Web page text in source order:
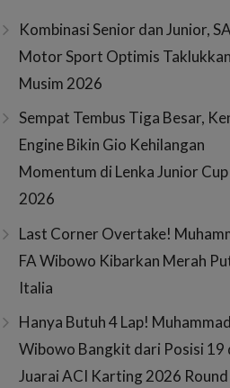
Kombinasi Senior dan Junior,
Motor Sport Optimis Taklukkan
Musim 2026
Sempat Tembus Tiga Besar,
Engine Bikin Gio Kehilangan
Momentum di Lenka Junior
2026
Last Corner Overtake!
FA Wibowo Kibarkan Merah
Italia
Hanya Butuh 4 Lap!
Wibowo Bangkit dari Posisi 19
Juarai ACI Karting 2026